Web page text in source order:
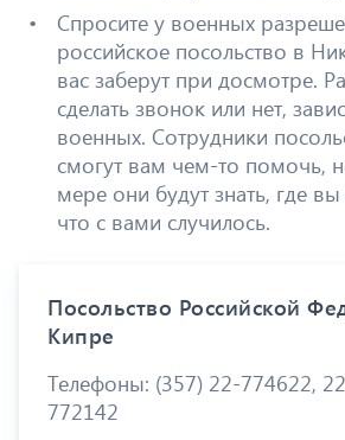
Спросите у военных
российское посольство в
вас заберут при досмотре.
сделать звонок или нет,
военных. Сотрудники
смогут вам чем-то помочь,
мере они будут знать, где вы
что с вами случилось.
Посольство Российской
Кипре
Телефоны: (357) 22-774622,
772142